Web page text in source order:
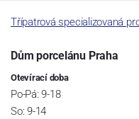
Třípatrová specializovaná
Dům porcelánu Praha
Otevírací doba
Po-Pá: 9-18
So: 9-14